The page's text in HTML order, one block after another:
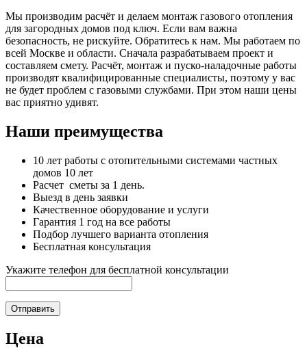
Мы производим расчёт и делаем монтаж газового отопления
для загородных домов под ключ. Если вам важна
безопасность, не рискуйте. Обратитесь к нам. Мы работаем по
всей Москве и области. Сначала разрабатываем проект и
составляем смету. Расчёт, монтаж и пуско-наладочные работы
производят квалифицированные специалисты, поэтому у вас
не будет проблем с газовыми службами. При этом наши цены
вас приятно удивят.
Наши преимущества
10 лет работы с отопительными системами частных
домов 10 лет
Расчет сметы за 1 день.
Выезд в день заявки
Качественное оборудование и услуги
Гарантия 1 год на все работы
Подбор лучшего варианта отопления
Бесплатная консультация
Укажите телефон для бесплатной консультации
Отправить
Цена